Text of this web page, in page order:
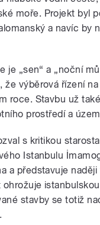
moře. Projekt byl
a navíc by
je „sen“ a „noční
že výběrová řízení
roce. Stavbu už
prostředí a
s kritikou starosta
Istanbulu
a představuje
ohrožuje
stavby se totiž